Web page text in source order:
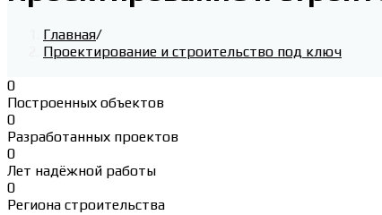
Главная/
Проектирование и строительство под ключ
0
Построенных объектов
0
Разработанных проектов
0
Лет надёжной работы
0
Региона строительства